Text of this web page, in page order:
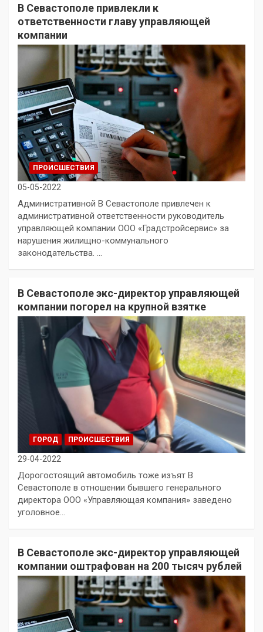
В Севастополе привлекли к
ответственности главу управляющей
компании
ПРОИСШЕСТВИЯ
05-05-2022
Административной В Севастополе привлечен к
административной ответственности руководитель
управляющей компании ООО «Градстройсервис» за
нарушения жилищно-коммунального
законодательства. …
В Севастополе экс-директор управляющей
компании погорел на крупной взятке
ГОРОД ПРОИСШЕСТВИЯ
29-04-2022
Дорогостоящий автомобиль тоже изъят В
Севастополе в отношении бывшего генерального
директора ООО «Управляющая компания» заведено
уголовное…
В Севастополе экс-директор управляющей
компании оштрафован на 200 тысяч рублей